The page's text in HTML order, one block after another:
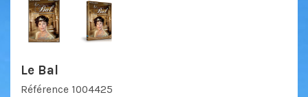
Le Bal
Référence 1004425